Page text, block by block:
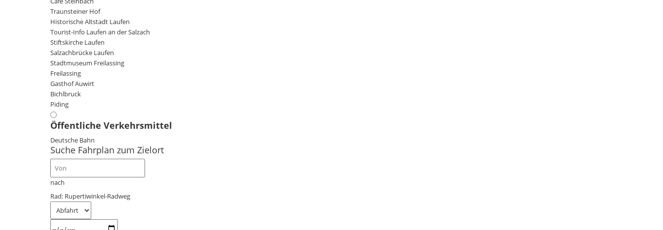
Traunsteiner Hof
Historische Altstadt Laufen
Tourist-Info Laufen an der Salzach
Stiftskirche Laufen
Salzachbrücke Laufen
Stadtmuseum Freilassing
Freilassing
Gasthof Auwirt
Bichlbruck
Piding
Öffentliche Verkehrsmittel
Deutsche Bahn
Suche Fahrplan zum Zielort
nach
Rad: Rupertiwinkel-Radweg